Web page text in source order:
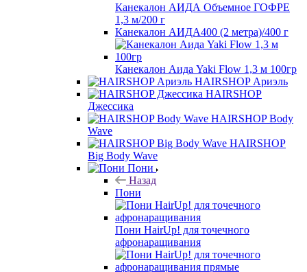
Канекалон АИДА Объемное ГОФРЕ
1,3 м/200 г
Канекалон АИДА400 (2 метра)/400 г
Канекалон Аида Yaki Flow 1,3 м 100гр
HAIRSHOP Ариэль
HAIRSHOP
Джессика
HAIRSHOP Body
Wave
HAIRSHOP
Big Body Wave
Пони
Назад
Пони
Пони HairUp! для точечного
афронаращивания